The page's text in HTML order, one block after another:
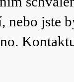
nebo jste